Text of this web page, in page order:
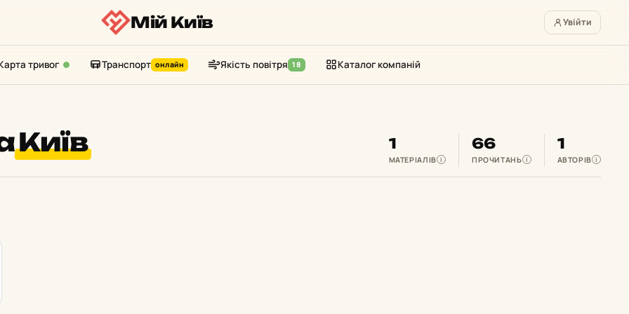
Мій Київ Увійти
тривог Транспорт онлайн Якість повітря 18 Каталог компаній
Київ 1
МАТЕРІАЛІВ i
66
ПРОЧИТАНЬ i
1
АВТОРІВ i